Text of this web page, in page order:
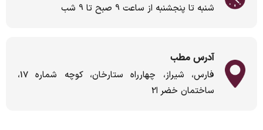
شنبه تا پنجشنبه از ساعت 9 صبح تا 9 شب
آدرس مطب
فارس، شیراز، چهارراه ستارخان، کوچه شماره 17،
ساختمان خضر ا2